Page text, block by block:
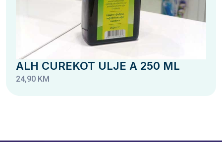
ALH CUREKOT ULJE A 250 ML
24,90 KM